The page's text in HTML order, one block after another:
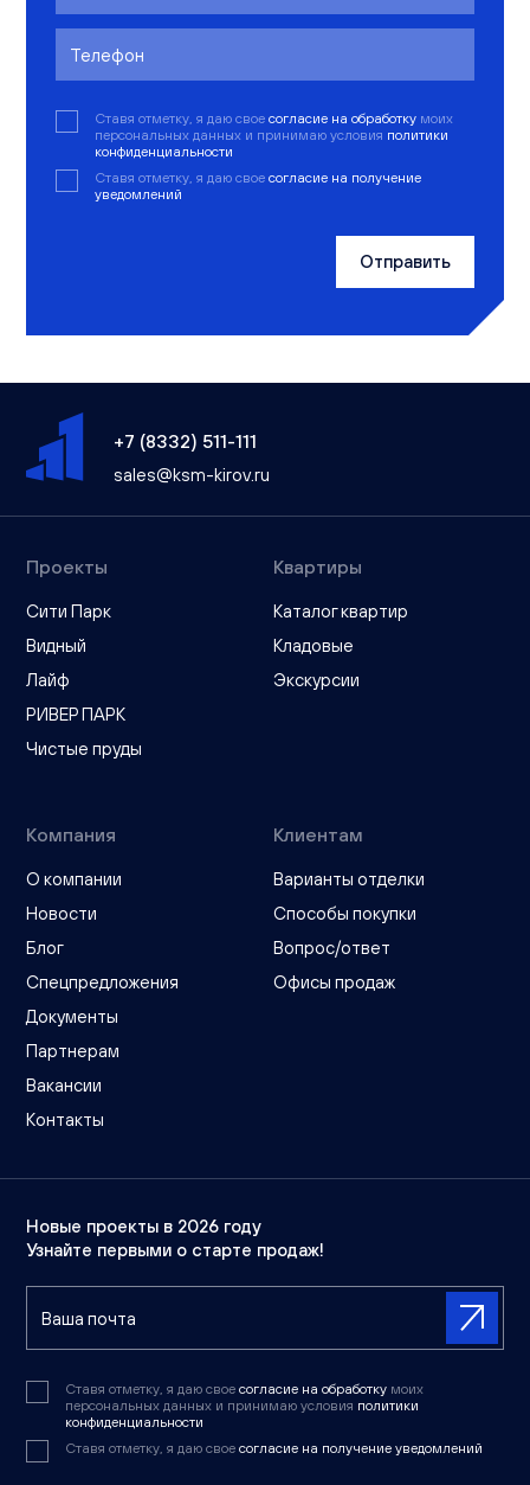
Ставя отметку, я даю свое согласие на обработку моих
персональных данных и принимаю условия политики
конфиденциальности
Ставя отметку, я даю свое согласие на получение
уведомлений
Отправить
+7 (8332) 511-111
sales@ksm-kirov.ru
Проекты
Сити Парк
Видный
Лайф
РИВЕР ПАРК
Чистые пруды
Квартиры
Каталог квартир
Кладовые
Экскурсии
Компания
О компании
Новости
Блог
Спецпредложения
Документы
Партнерам
Вакансии
Контакты
Клиентам
Варианты отделки
Способы покупки
Вопрос/ответ
Офисы продаж
Новые проекты в 2026 году
Узнайте первыми о старте продаж!
Ставя отметку, я даю свое согласие на обработку моих
персональных данных и принимаю условия политики
конфиденциальности
Ставя отметку, я даю свое согласие на получение уведомлений